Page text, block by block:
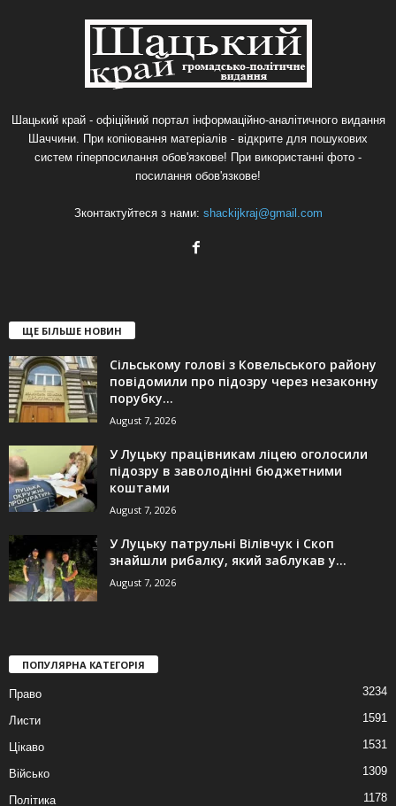
Шацький край - офіційний портал інформаційно-аналітичного видання
Шаччини. При копіювання матеріалів - відкрите для пошукових
систем гіперпосилання обов'язкове! При використанні фото -
посилання обов'язкове!
Зконтактуйтеся з нами: shackijkraj@gmail.com
ЩЕ БІЛЬШЕ НОВИН
Сільському голові з Ковельського району
повідомили про підозру через незаконну
порубку...
August 7, 2026
У Луцьку працівникам ліцею оголосили
підозру в заволодінні бюджетними
коштами
August 7, 2026
У Луцьку патрульні Вілівчук і Скоп
знайшли рибалку, який заблукав у...
August 7, 2026
ПОПУЛЯРНА КАТЕГОРІЯ
Право 3234
Листи 1591
Цікаво 1531
Військо 1309
Політика 1178